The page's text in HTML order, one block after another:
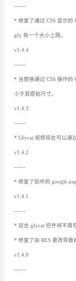
------
* 修复了通过 CSS 显示的
gfy 有一个大小上限。
v1.4.4
------
* 当替换通过 CSS 操作的
小于其原始尺寸。
v1.4.3
------
* Gfycat 视频现在可以通
v1.4.2
------
* 修复了损坏的 google
v1.4.1
------
* 双击 gfycat 控件将不再
* 修复了由 RES 更改导致
v1.4.0
------